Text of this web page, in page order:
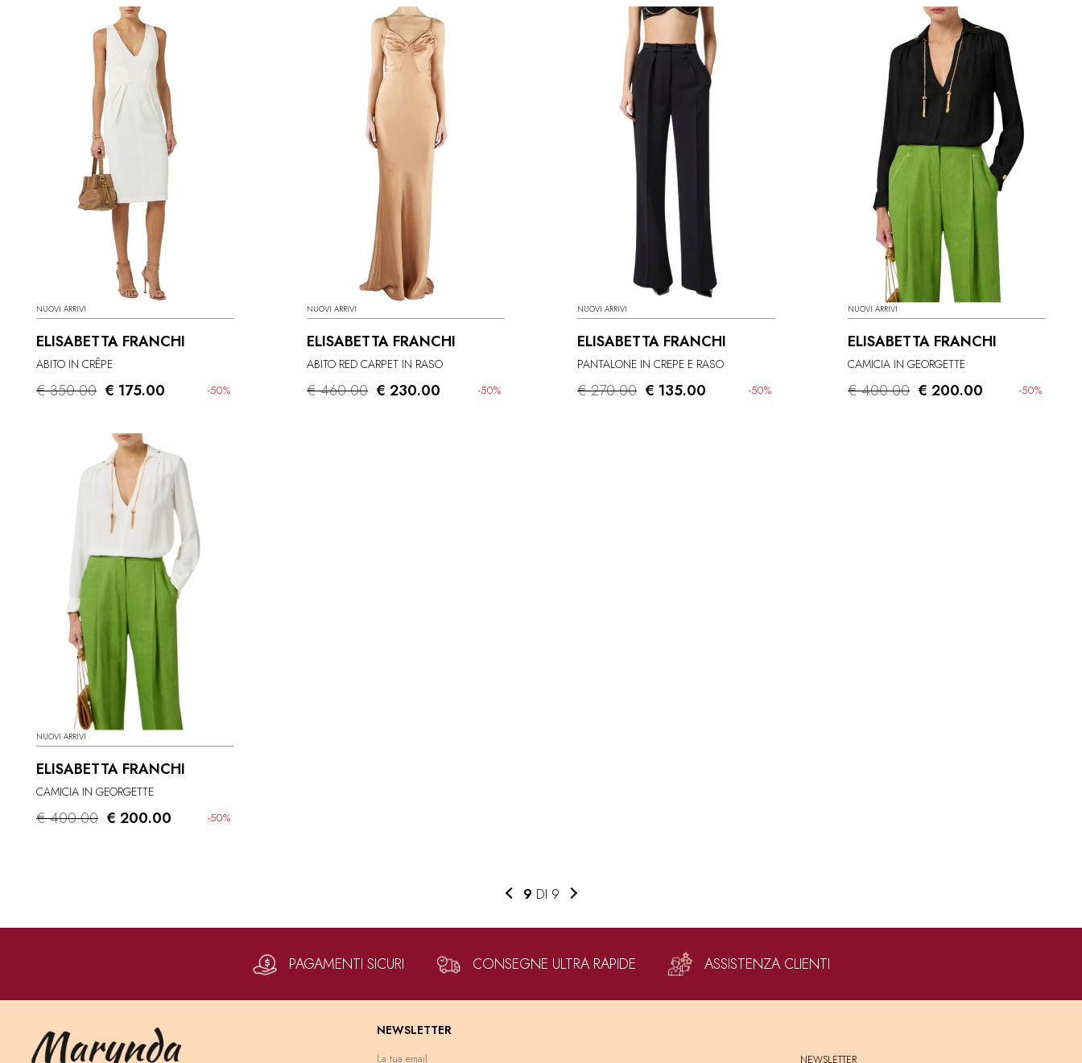
NUOVI ARRIVI
ELISABETTA FRANCHI
ABITO IN CRÊPE
€ 350.00 -50%
€ 175.00
NUOVI ARRIVI
ELISABETTA FRANCHI
ABITO RED CARPET IN RASO
€ 460.00 -50%
€ 230.00
NUOVI ARRIVI
ELISABETTA FRANCHI
PANTALONE IN CREPE E RASO
€ 270.00 -50%
€ 135.00
NUOVI ARRIVI
ELISABETTA FRANCHI
CAMICIA IN GEORGETTE
€ 400.00 -50%
€ 200.00
NUOVI ARRIVI
ELISABETTA FRANCHI
CAMICIA IN GEORGETTE
€ 400.00 -50%
€ 200.00
9 DI 9
PAGAMENTI SICURI CONSEGNE ULTRA RAPIDE ASSISTENZA CLIENTI
NEWSLETTER
NEWSLETTER